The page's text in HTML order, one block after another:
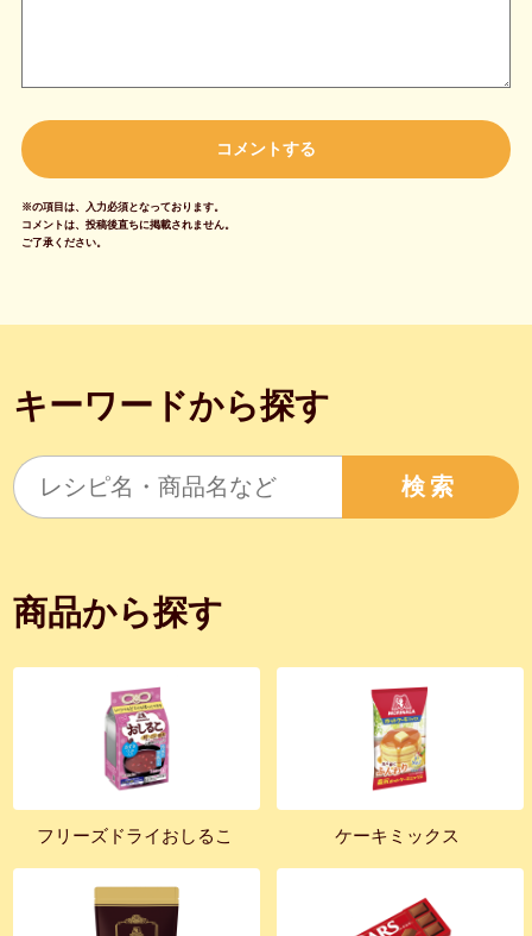
※の項目は、入力必須となっております。
コメントは、投稿後直ちに掲載されません。
ご了承ください。
キーワードから探す
検索
商品から探す
フリーズドライおしるこ ケーキミックス